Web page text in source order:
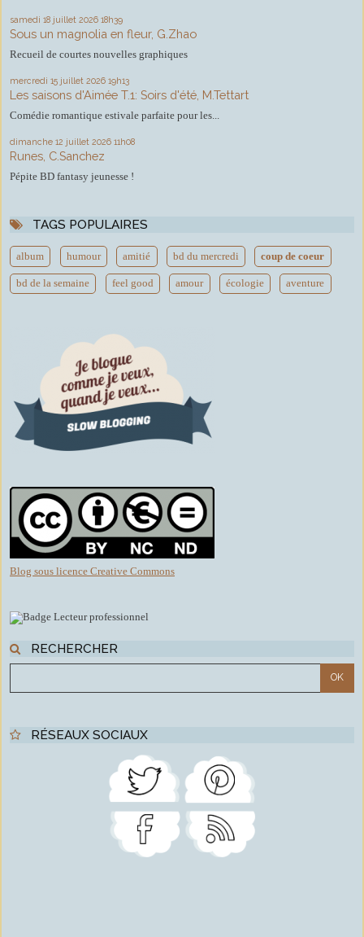
samedi 18 juillet 2026 18h39
Sous un magnolia en fleur, G.Zhao
Recueil de courtes nouvelles graphiques
mercredi 15 juillet 2026 19h13
Les saisons d'Aimée T.1: Soirs d'été, M.Tettart
Comédie romantique estivale parfaite pour les...
dimanche 12 juillet 2026 11h08
Runes, C.Sanchez
Pépite BD fantasy jeunesse !
TAGS POPULAIRES
album humour amitié bd du mercredi coup de coeur
bd de la semaine feel good amour écologie aventure
Blog sous licence Creative Commons
RECHERCHER
RÉSEAUX SOCIAUX